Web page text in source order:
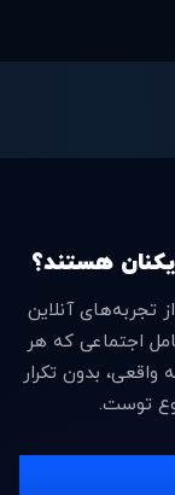
هستند؟
تجربه‌های آنلاین
اجتماعی که هر
واقعی، بدون تکرار
توست.